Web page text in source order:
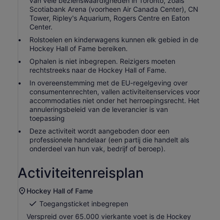
Scotiabank Arena (voorheen Air Canada Center), CN
Tower, Ripley's Aquarium, Rogers Centre en Eaton
Center.
Rolstoelen en kinderwagens kunnen elk gebied in de
Hockey Hall of Fame bereiken.
Ophalen is niet inbegrepen. Reizigers moeten
rechtstreeks naar de Hockey Hall of Fame.
In overeenstemming met de EU-regelgeving over
consumentenrechten, vallen activiteitenservices voor
accommodaties niet onder het herroepingsrecht. Het
annuleringsbeleid van de leverancier is van
toepassing
Deze activiteit wordt aangeboden door een
professionele handelaar (een partij die handelt als
onderdeel van hun vak, bedrijf of beroep).
Activiteitenreisplan
Hockey Hall of Fame
Toegangsticket inbegrepen
Verspreid over 65.000 vierkante voet is de Hockey